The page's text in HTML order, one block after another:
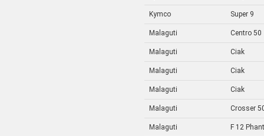
Kymco Super 9
Malaguti Centro 50
Malaguti Ciak
Malaguti Ciak
Malaguti Ciak
Malaguti Crosser
Malaguti F 12